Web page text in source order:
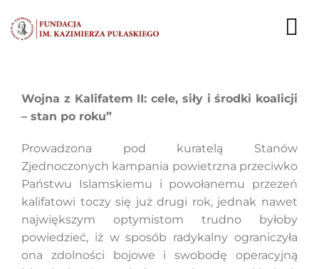
do
zawartości
PUBLIKACJE
DZIAŁALNOŚĆ
FUNDACJA
Wojna z Kalifatem II: cele, siły i środki koalicji
– stan po roku”
Prowadzona pod kuratelą Stanów
Zjednoczonych kampania powietrzna przeciwko
Państwu Islamskiemu i powołanemu przezeń
kalifatowi toczy się już drugi rok, jednak nawet
największym optymistom trudno byłoby
powiedzieć, iż w sposób radykalny ograniczyła
ona zdolności bojowe i swobodę operacyjną